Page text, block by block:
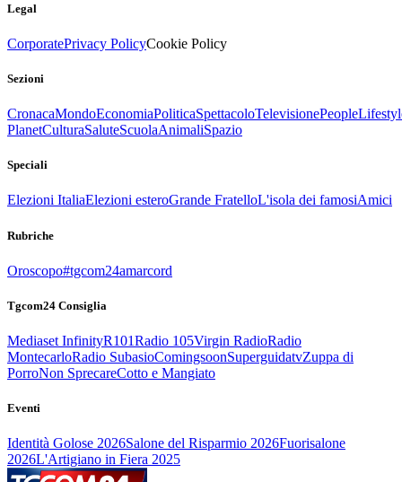
Legal
CorporatePrivacy PolicyCookie Policy
Sezioni
CronacaMondoEconomiaPoliticaSpettacoloTelevisionePeople
PlanetCulturaSaluteScuolaAnimaliSpazio
Speciali
Elezioni ItaliaElezioni esteroGrande FratelloL'isola dei famosiAmici
Rubriche
Oroscopo#tgcom24amarcord
Tgcom24 Consiglia
Mediaset InfinityR101Radio 105Virgin RadioRadio
MontecarloRadio SubasioComingsoonSuperguidatvZuppa di
PorroNon SprecareCotto e Mangiato
Eventi
Identità Golose 2026Salone del Risparmio 2026Fuorisalone
2026L'Artigiano in Fiera 2025